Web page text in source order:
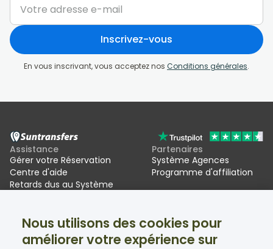
Inscrivez-vous
En vous inscrivant, vous acceptez nos Conditions générales.
Assistance
Gérer votre Réservation
Centre d'aide
Retards dus au Système
Partenaires
Système Agences
Programme d'affiliation
Suntransfers
À propos
Réseaux sociaux
Facebook
Nous utilisons des cookies pour
améliorer votre expérience sur